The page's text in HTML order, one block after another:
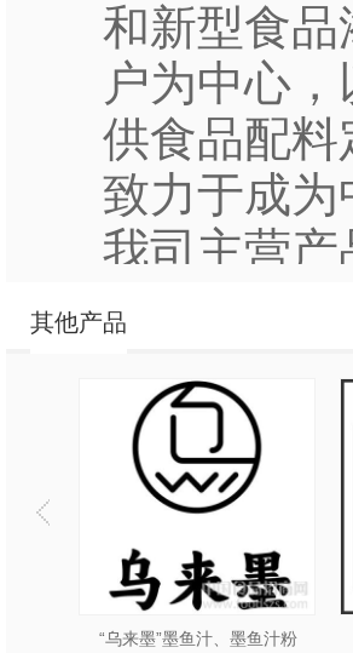
和新型食
户为中心
供食品配
致力于成
我司主营产
1. ”水多宝
保水产品
以满足不
2.”护色先
还原的新
感；
其他产品
“乌来墨”墨鱼汁、墨鱼汁粉